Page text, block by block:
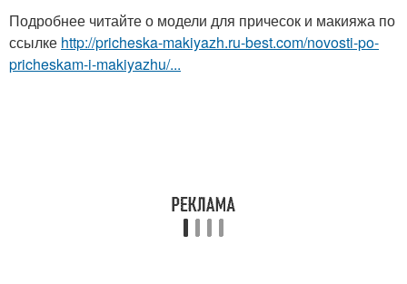
Подробнее читайте о модели для причесок и макияжа по
ссылке http://pricheska-makiyazh.ru-best.com/novosti-po-
pricheskam-i-makiyazhu/...